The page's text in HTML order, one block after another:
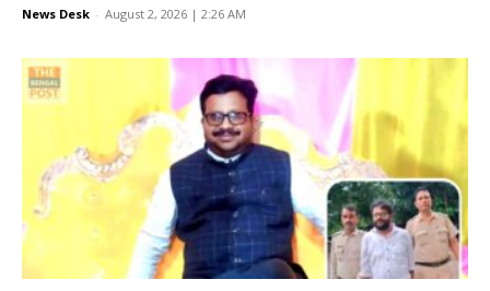
News Desk - August 2, 2026 | 2:26 AM